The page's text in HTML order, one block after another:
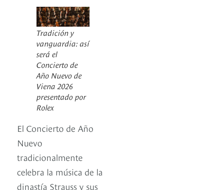
Tradición y
vanguardia: así
será el
Concierto de
Año Nuevo de
Viena 2026
presentado por
Rolex
El Concierto de Año
Nuevo
tradicionalmente
celebra la música de la
dinastía Strauss y sus